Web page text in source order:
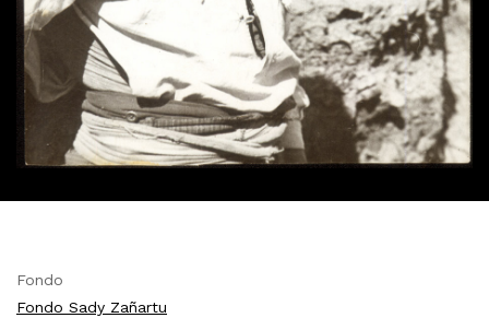
Fondo
Fondo Sady Zañartu